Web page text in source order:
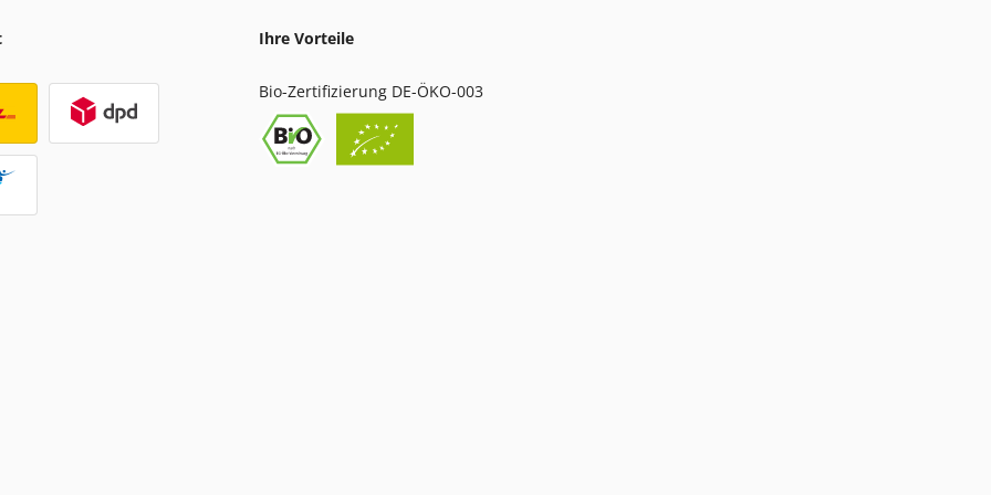
Ihre Vorteile
Bio-Zertifizierung DE-ÖKO-003